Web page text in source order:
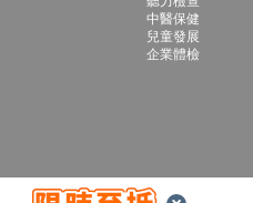
中醫保健
兒童發展
企業體檢